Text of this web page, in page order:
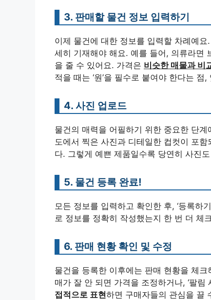
3. 판매할 물건 정보 입력하기
이제 물건에 대한 정보를 입력할 차례예
세히 기재해야 해요. 예를 들어, 의류라면
을 줄 수 있어요. 가격은 비슷한 매물과 비
적을 때는 ‘원’을 필수로 붙여야 한다는 점
4. 사진 업로드
물건의 매력을 어필하기 위한 중요한 단계
도에서 찍은 사진과 디테일한 컵컷이 포함
다. 그렇게 예쁜 제품일수록 당연히 사진
5. 물건 등록 완료!
모든 정보를 입력하고 확인한 후, ‘등록하
로 정보를 정확히 작성했는지 한 번 더 체
6. 판매 현황 확인 및 수정
물건을 등록한 이후에는 판매 현황을 체
매가 잘 안 되면 가격을 조정하거나, ‘팔림
접적으로 표현하면 구매자들의 관심을 끌